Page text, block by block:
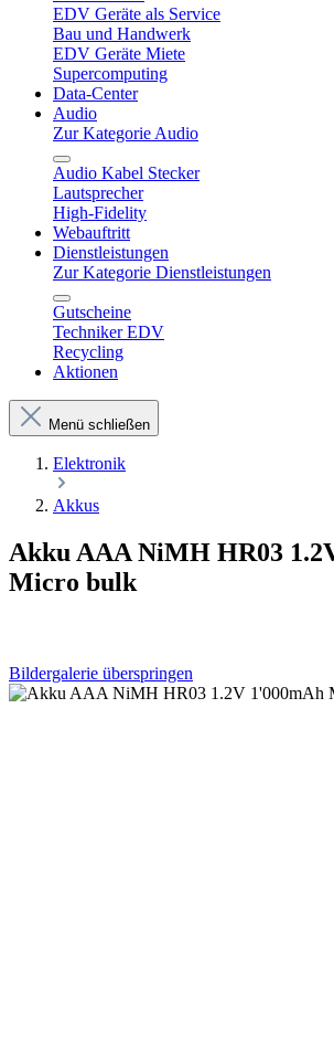
EDV Geräte als Service
Bau und Handwerk
EDV Geräte Miete
Supercomputing
Data-Center
Audio
Zur Kategorie Audio
Audio Kabel Stecker
Lautsprecher
High-Fidelity
Webauftritt
Dienstleistungen
Zur Kategorie Dienstleistungen
Gutscheine
Techniker EDV
Recycling
Aktionen
Menü schließen
Elektronik
Akkus
Akku AAA NiMH HR03
Micro bulk
Bildergalerie überspringen